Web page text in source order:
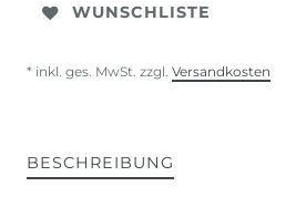
WUNSCHLISTE
* inkl. ges. MwSt. zzgl. Versandkosten
BESCHREIBUNG